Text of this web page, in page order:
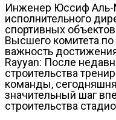
Инженер Юссиф Аль-
исполнительного
спортивных
Высшего комитета
важность
Rayyan: После
строительства
команды,
значительный шаг
строительства